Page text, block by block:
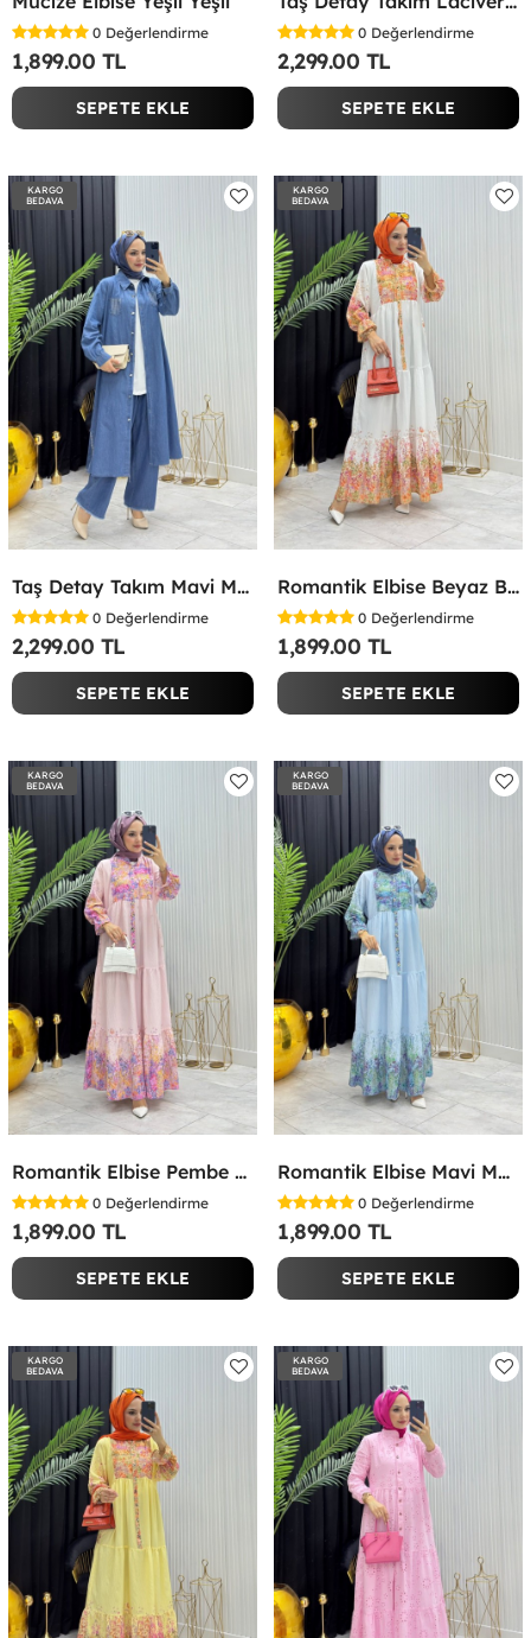
0 Değerlendirme
1,899.00 TL
SEPETE EKLE
0 Değerlendirme
2,299.00 TL
SEPETE EKLE
KARGO
BEDAVA
Taş Detay Takım Mavi Mavi
0 Değerlendirme
2,299.00 TL
SEPETE EKLE
KARGO
BEDAVA
Romantik Elbise Beyaz Beyaz
0 Değerlendirme
1,899.00 TL
SEPETE EKLE
KARGO
BEDAVA
Romantik Elbise Pembe Pembe
0 Değerlendirme
1,899.00 TL
SEPETE EKLE
KARGO
BEDAVA
Romantik Elbise Mavi Mavi
0 Değerlendirme
1,899.00 TL
SEPETE EKLE
KARGO
BEDAVA
KARGO
BEDAVA